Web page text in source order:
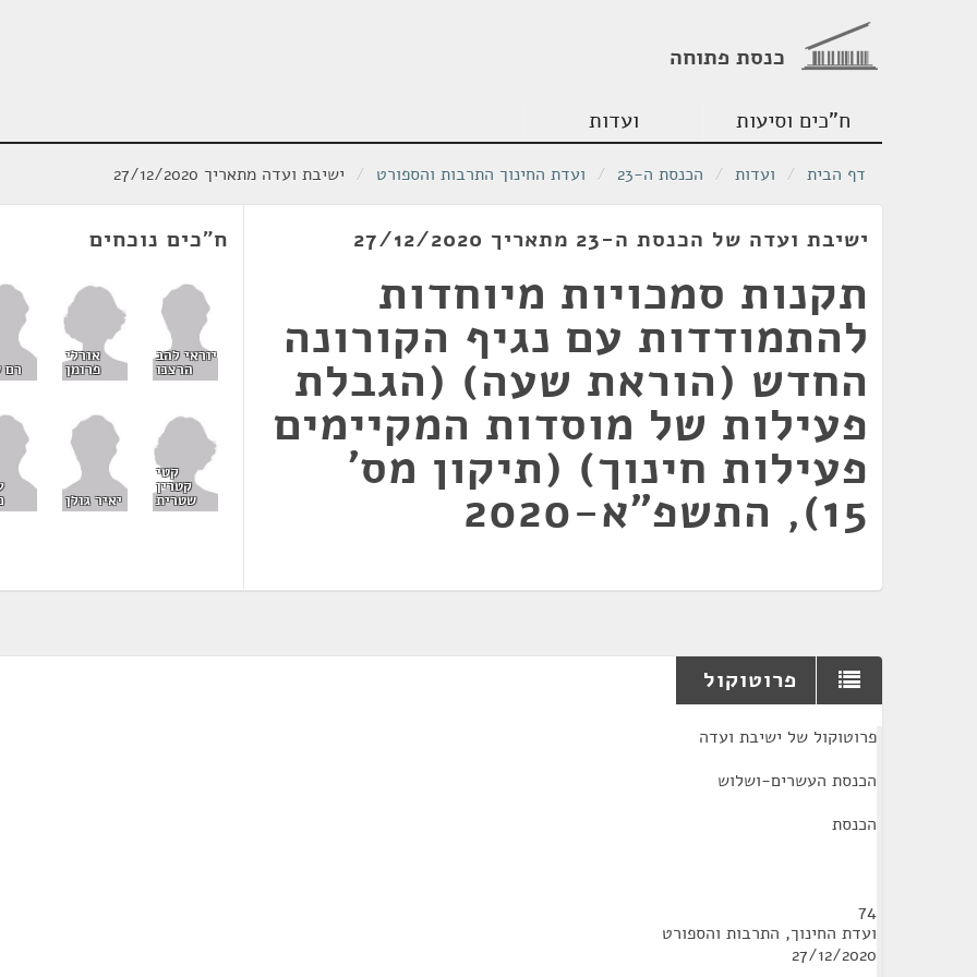
כנסת פתוחה
ח"כים וסיעות ועדות
דף הבית / ועדות / הכנסת ה-23 / ועדת החינוך התרבות והספורט / ישיבת ועדה מתאריך 27/12/2020
ישיבת ועדה של הכנסת ה-23 מתאריך 27/12/2020
תקנות סמכויות מיוחדות
להתמודדות עם נגיף הקורונה
החדש (הוראת שעה) (הגבלת
פעילות של מוסדות המקיימים
פעילות חינוך) (תיקון מס'
15), התשפ"א-2020
ח"כים נוכחים
יוראי להב
הרצנו
אורלי
פרומן רם
קטי
קטרין
שטרית יאיר גולן
פרוטוקול
פרוטוקול של ישיבת ועדה
הכנסת העשרים-ושלוש
הכנסת
74
ועדת החינוך, התרבות והספורט
27/12/2020